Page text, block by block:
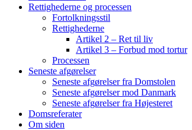
Rettighederne og processen
Fortolkningsstil
Rettighederne
Artikel 2 – Ret til liv
Artikel 3 – Forbud mod tortur
Processen
Seneste afgørelser
Seneste afgørelser fra Domstolen
Seneste afgørelser mod Danmark
Seneste afgørelser fra Højesteret
Domsreferater
Om siden